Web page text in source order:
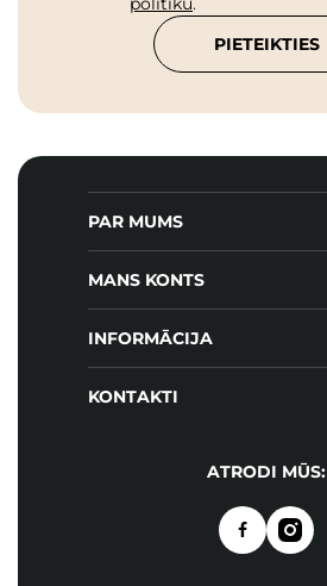
PIETEIKTIES
PAR MUMS
MANS KONTS
INFORMĀCIJA
KONTAKTI
ATRODI MŪS: